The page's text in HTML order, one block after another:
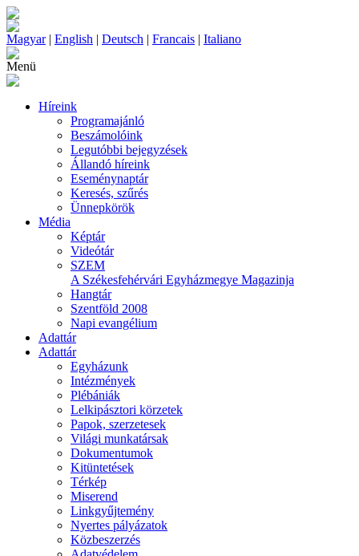
Magyar| English | Deutsch | Francais | Italiano
Menü
Híreink
Programajánló
Beszámolóink
Legutóbbi bejegyzések
Állandó híreink
Eseménynaptár
Keresés, szűrés
Ünnepkörök
Média
Képtár
Videótár
SZEM
A Székesfehérvári Egyházmegye Magazinja
Hangtár
Szentföld 2008
Napi evangélium
Adattár
Adattár
Egyházunk
Intézmények
Plébániák
Lelkipásztori körzetek
Papok, szerzetesek
Világi munkatársak
Dokumentumok
Kitüntetések
Térkép
Miserend
Linkgyűjtemény
Nyertes pályázatok
Közbeszerzés